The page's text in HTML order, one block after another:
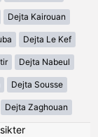
Dejta Kairouan
Dejta Le Kef
Dejta Nabeul
Dejta Sousse
Dejta Zaghouan